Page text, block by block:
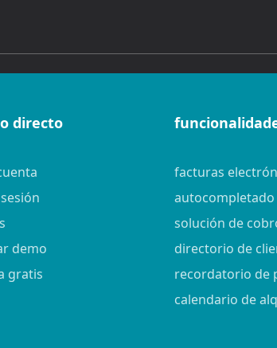
directo
demo
gratis
facturas
autocompletado
solución de
directorio de
recordatorio de
calendario de